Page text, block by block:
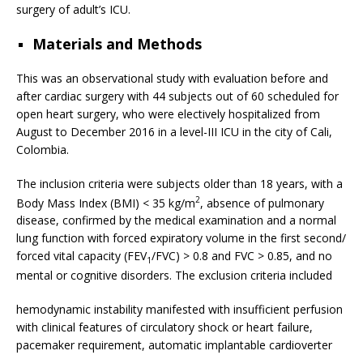
surgery of adult’s ICU.
Materials and Methods
This was an observational study with evaluation before and
after cardiac surgery with 44 subjects out of 60 scheduled for
open heart surgery, who were electively hospitalized from
August to December 2016 in a level-III ICU in the city of Cali,
Colombia.
The inclusion criteria were subjects older than 18 years, with a
Body Mass Index (BMI) < 35 kg/m2, absence of pulmonary
disease, confirmed by the medical examination and a normal
lung function with forced expiratory volume in the first second/
forced vital capacity (FEV1/FVC) > 0.8 and FVC > 0.85, and no
mental or cognitive disorders. The exclusion criteria included
hemodynamic instability manifested with insufficient perfusion
with clinical features of circulatory shock or heart failure,
pacemaker requirement, automatic implantable cardioverter